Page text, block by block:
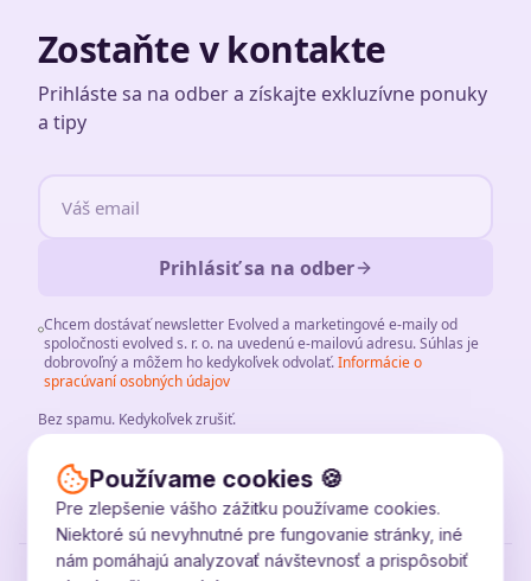
Zostaňte v kontakte
Prihláste sa na odber a získajte exkluzívne ponuky
a tipy
Prihlásiť sa na odber
Chcem dostávať newsletter Evolved a marketingové e-maily od
spoločnosti evolved s. r. o. na uvedenú e-mailovú adresu. Súhlas je
dobrovoľný a môžem ho kedykoľvek odvolať.Informácie o
spracúvaní osobných údajov
Bez spamu. Kedykoľvek zrušiť.
Používame cookies 🍪
Pre zlepšenie vášho zážitku používame cookies.
Niektoré sú nevyhnutné pre fungovanie stránky, iné
nám pomáhajú analyzovať návštevnosť a prispôsobiť